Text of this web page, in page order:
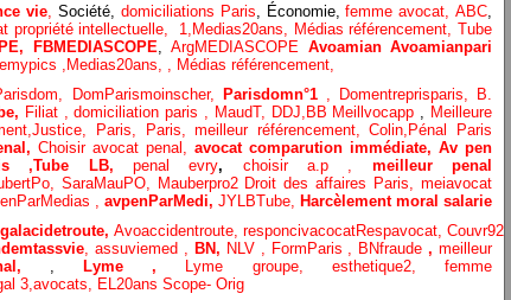
vie ,Société, domiciliations Paris , Économie, femme avocat,ABC
propriété intellectuelle, 1, Medias20ans, Médias référencement,Tube
FBMEDIASCOPE ,ArgMEDIASCOPE AvoamianAvoamianpari
Medias20ans,
Médias référencement,
DomParismoinscher, Parisdomn°1 Domentreprisparis,
B.
Filiat,domiciliation paris MaudT, DDJ, BB Meillvocapp
Meilleure
,Justice Paris, Paris,meilleur référencement,Colin Pénal Paris
Choisir avocat penal, avocat comparution immédiate, Av pen
,Tube LB,penal evry, choisir a.p , meilleur penal
SaraMauPO, Mauberpro2 Droit des affaires Paris,meiavocat
, avpenParMedi, JYLBTube,
Harcèlement moral salarie
Avoaccidentroute, responcivacocatRespavocat, Couvr92,
,assuviemed , BN, NLV , FormParis , BNfraude,meilleur
Lyme , Lyme groupe, esthetique2,femme
3 avocats,
EL20ans Scope- Orig